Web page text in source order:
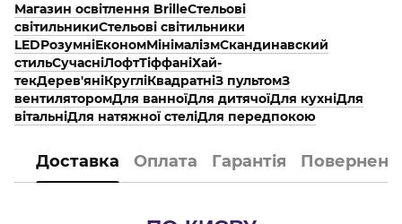
Магазин освітлення BrilleСтельові
світильникиСтельові світильники
LEDРозумніЕкономМінімалізмСкандинавский
стильСучасніЛофтТіффаніХай-
текДерев'яніКругліКвадратніЗ пультомЗ
вентиляторомДля ванноїДля дитячоїДля кухніДля
вітальніДля натяжної стеліДля передпокою
Доставка Оплата Гарантія